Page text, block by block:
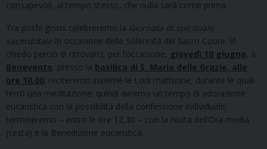
consapevoli, al tempo stesso, che nulla sarà come prima.
Tra pochi giorni celebreremo la Giornata di spirituale
sacerdotale in occasione della Solennità del Sacro Cuore. Vi
chiedo perciò di ritrovarci, per l’occasione, giovedì 18 giugno, a
Benevento, presso la basilica di S. Maria delle Grazie, alle
ore 10,00 : reciteremo insieme le Lodi mattutine, durante le quali
terrò una meditazione; quindi avremo un tempo di adorazione
eucaristica con la possibilità della confessione individuale;
termineremo – entro le ore 12,30 – con la recita dell’Ora media
(sesta) e la Benedizione eucaristica.